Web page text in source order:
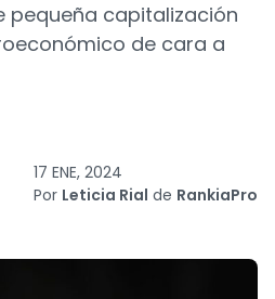
pequeña capitalización
de cara a
17 ENE, 2024
Por Leticia Rial de RankiaPro